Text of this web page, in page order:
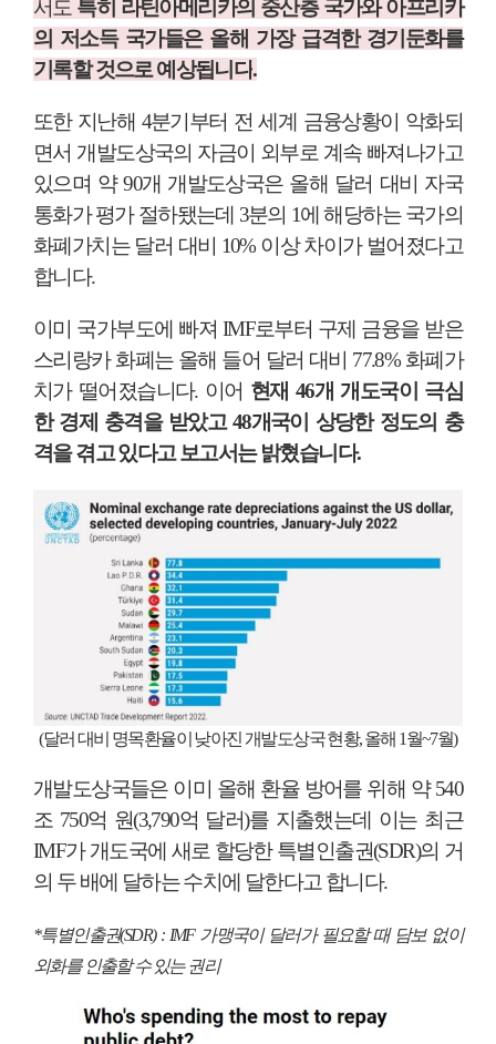
서도 특히 라틴아메리카의 중산층 국가와 아프리카
의 저소득 국가들은 올해 가장 급격한 경기둔화를
기록할 것으로 예상됩니다.
또한 지난해 4분기부터 전 세계 금융상황이 악화되
면서 개발도상국의 자금이 외부로 계속 빠져나가고
있으며 약90개 개발도상국은 올해 달러 대비 자국
통화가 평가 절하됐는데 3분의 1에 해당하는 국가의
화폐가치는 달러 대비 10% 이상 차이가 벌어졌다고
합니다.
이미 국가부도에 빠져 IMF로부터 구제 금융을 받은
스리랑카 화폐는 올해 들어 달러 대비 77.8%화폐가
치가 떨어졌습니다. 이어 현재 46개 개도국이 극심
한 경제 충격을 받았고 48개국이 상당한 정도의 충
격을 겪고 있다고 보고서는 밝혔습니다.
(달러 대비 명목환율이 낮아진 개발도상국 현황,올해 1월~7월)
개발도상국들은 이미 올해 환율 방어를 위해 약540
조 750억 원(3,790억 달러)를 지출했는데 이는 최근
IMF가 개도국에 새로 할당한 특별인출권(SDR)의 거
의 두 배에 달하는 수치에 달한다고 합니다.
*특별인출권(SDR) : IMF 가맹국이 달러가 필요할 때 담보 없이
외화를 인출할 수 있는 권리